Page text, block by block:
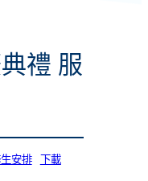
禮 服
安排 下載